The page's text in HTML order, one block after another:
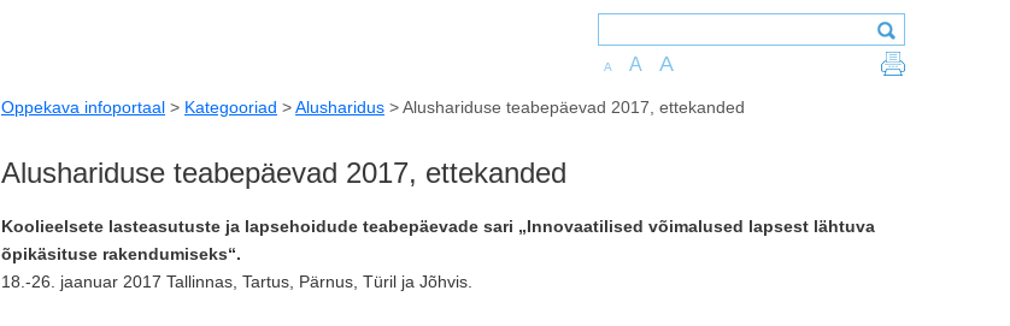
A A A
Oppekava infoportaal > Kategooriad >Alusharidus >Alushariduse teabepäevad 2017, ettekanded
Alushariduse teabepäevad 2017, ettekanded
Koolieelsete lasteasutuste ja lapsehoidude teabepäevade sari „Innovaatilised võimalused lapsest lähtuva
õpikäsituse rakendumiseks“.
18.-26. jaanuar 2017 Tallinnas, Tartus, Pärnus, Türil ja Jõhvis.